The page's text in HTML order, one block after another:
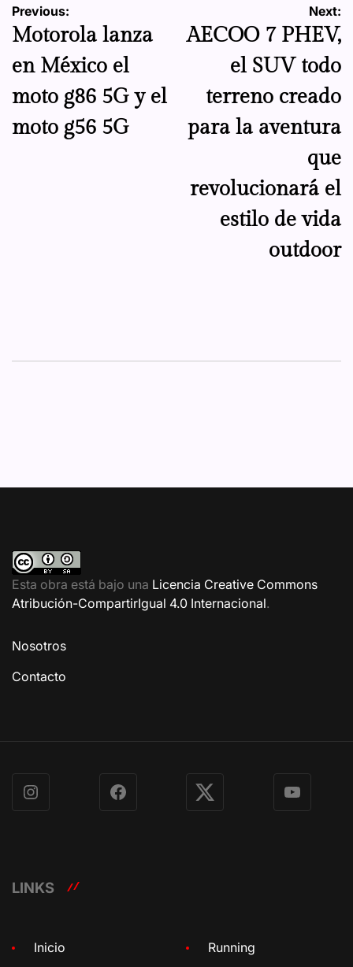
Navegación
de
entradas
Previous:
Motorola lanza
en México el
moto g86 5G y el
moto g56 5G
Next:
AECOO 7 PHEV,
el SUV todo
terreno creado
para la aventura
que
revolucionará el
estilo de vida
outdoor
Esta obra está bajo una Licencia Creative Commons
Atribución-CompartirIgual 4.0 Internacional.
Nosotros
Contacto
Instagram Facebook X YouTube
LINKS
Inicio Running